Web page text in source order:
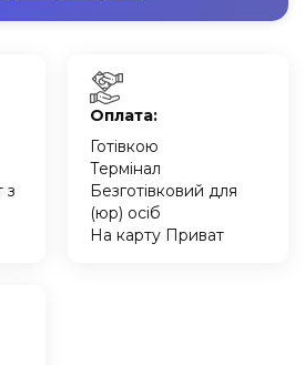
з
Оплата:
Готівкою
Термінал
Безготівковий для
(юр) осіб
На карту Приват